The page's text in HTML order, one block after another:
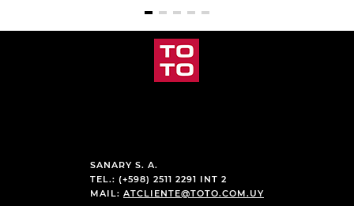
SANARY S. A.
TEL.: (+598) 2511 2291 INT 2
MAIL: ATCLIENTE@TOTO.COM.UY